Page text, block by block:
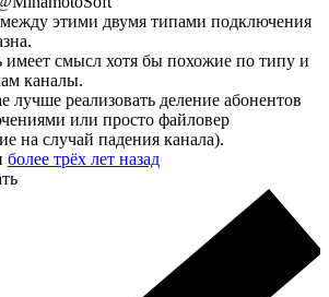
этими двумя типами подключения
имеет смысл хотя бы похожие по типу и
каналы.
лучше реализовать деление абонентов
или просто файловер
на случай падения канала).
более трёх лет назад